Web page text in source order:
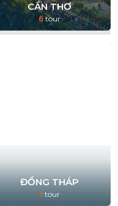
CẦN THƠ
6 tour
ĐỒNG THÁP
1 tour